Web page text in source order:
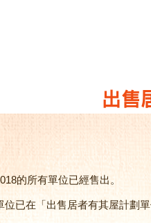
出售
的所有單位已經售出。
位已在「出售居者有其屋計劃